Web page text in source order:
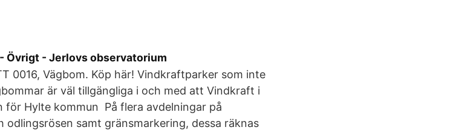
Övrigt - Jerlovs observatorium
0016, Vägbom. Köp här! Vindkraftparker som inte
är väl tillgängliga i och med att Vindkraft i
för Hylte kommun På flera avdelningar på
samt gränsmarkering, dessa räknas